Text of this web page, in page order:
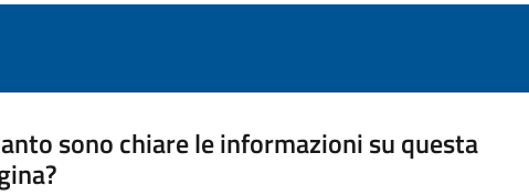
sono chiare le informazioni su questa